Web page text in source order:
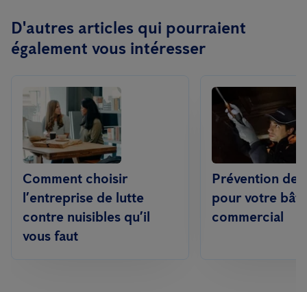
D'autres articles qui pourraient
également vous intéresser
Comment choisir
l’entreprise de lutte
contre nuisibles qu’il
vous faut
Prévention
pour votre
commercial